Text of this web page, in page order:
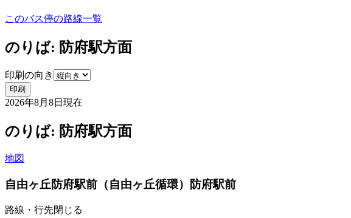
このバス停の路線一覧
のりば: 防府駅方面
印刷の向き
印刷
2026年8月8日 現在
のりば: 防府駅方面
地図
自由ヶ丘防府駅前（自由ヶ丘循環）防府駅前
路線・行先閉じる